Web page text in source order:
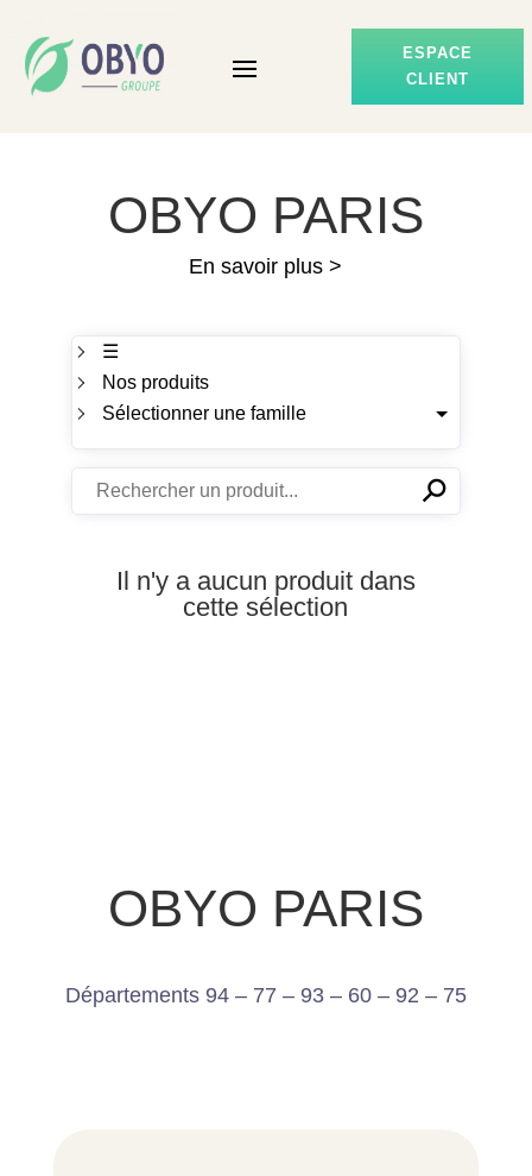
ESPACE
CLIENT
OBYO PARIS
En savoir plus >
☰
Nos produits
Sélectionner une famille
✕⚲
Il n'y a aucun produit dans
cette sélection
OBYO PARIS
Départements 94 – 77 – 93 – 60 – 92 – 75